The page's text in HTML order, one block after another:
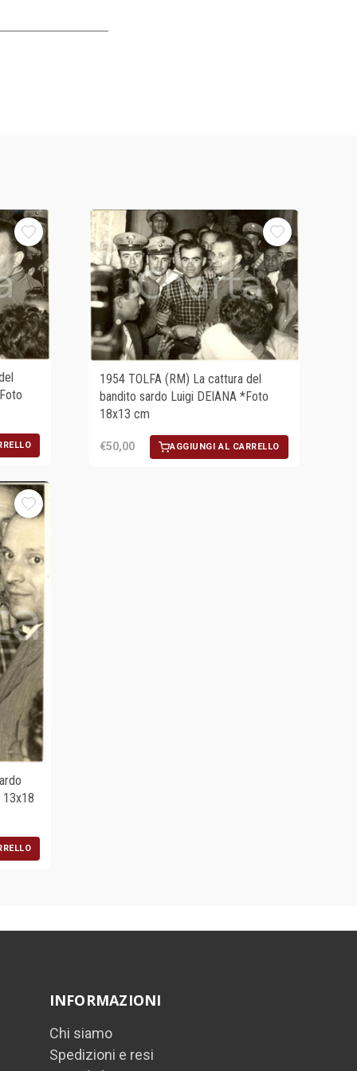
1954 TOLFA (RM) La cattura del
bandito sardo Luigi DEIANA *Foto
18x13 cm
€50,00 AGGIUNGI AL CARRELLO
13x18
INFORMAZIONI
Chi siamo
Spedizioni e resi